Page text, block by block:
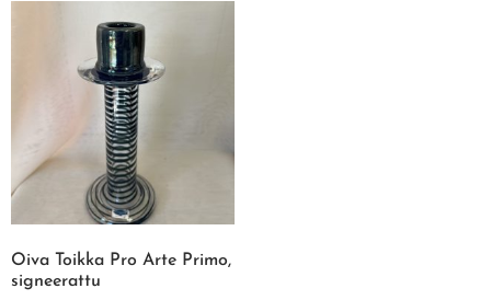
Oiva Toikka Pro Arte Primo,
signeerattu